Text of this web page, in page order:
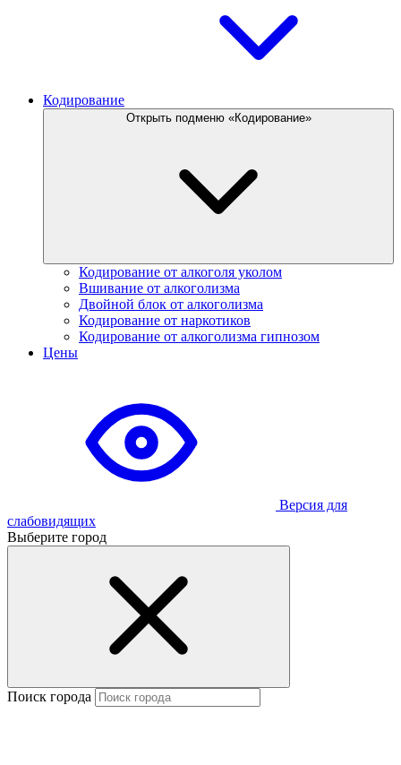
Кодирование
Открыть подменю «Кодирование»
Кодирование от алкоголя уколом
Вшивание от алкоголизма
Двойной блок от алкоголизма
Кодирование от наркотиков
Кодирование от алкоголизма гипнозом
Цены
Версия для
слабовидящих
Выберите город
Поиск города